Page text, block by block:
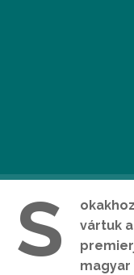
S
vártuk